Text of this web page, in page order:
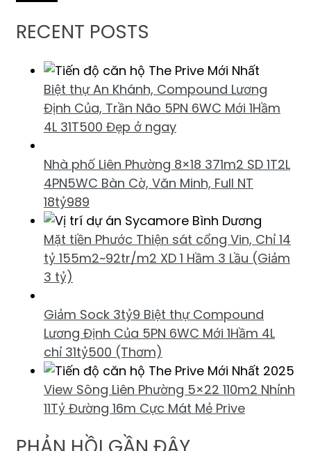
RECENT POSTS
Biệt thự An Khánh, Compound Lương
Định Của, Trần Não 5PN 6WC Mới 1Hầm
4L 31T500 Đẹp ở ngay
Nhà phố Liên Phường 8×18 371m2 SD 1T2L
4PN5WC Bàn Cờ, Văn Minh, Full NT
18tỷ989
Mặt tiền Phước Thiện sát cổng Vin, Chỉ 14
tỷ 155m2~92tr/m2 XD 1 Hầm 3 Lầu (Giảm
3 tỷ)
Giảm Sock 3tỷ9 Biệt thự Compound
Lương Định Của 5PN 6WC Mới 1Hầm 4L
chỉ 31tỷ500 (Thơm)
View Sông Liên Phường 5×22 110m2 Nhỉnh
11Tỷ Đường 16m Cực Mát Mẻ Prive